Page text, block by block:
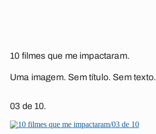
10 filmes que me impactaram.
Uma imagem. Sem título. Sem texto.
03 de 10.